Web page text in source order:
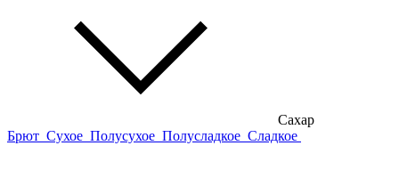
Сахар
Брют Сухое Полусухое Полусладкое Сладкое